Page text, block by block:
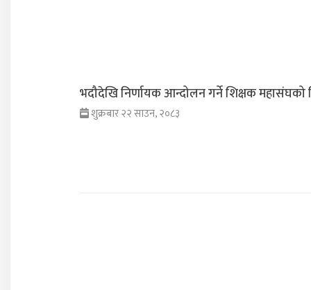
भदौदेखि निर्णायक आन्दोलन गर्ने शिक्षक महासंघको
शुक्रबार २२ साउन, २०८३